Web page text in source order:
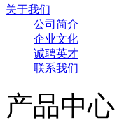
关于我们
公司简介
企业文化
诚聘英才
联系我们
产品中心